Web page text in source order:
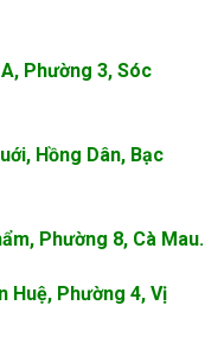
Phường 3, Sóc
Hồng Dân, Bạc
Phường 8, Cà Mau.
Huệ, Phường 4, Vị